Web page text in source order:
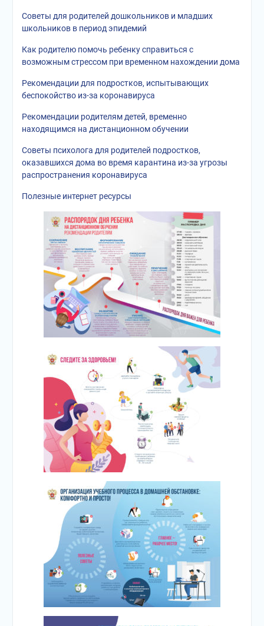
Советы для родителей дошкольников и младших
школьников в период эпидемий
Как родителю помочь ребенку справиться с
возможным стрессом при временном нахождении дома
Рекомендации для подростков, испытывающих
беспокойство из-за коронавируса
Рекомендации родителям детей, временно
находящимся на дистанционном обучении
Советы психолога для родителей подростков,
оказавшихся дома во время карантина из-за угрозы
распространения коронавируса
Полезные интернет ресурсы